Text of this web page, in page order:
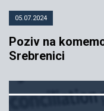
05.07.2024
Poziv na
Srebrenici